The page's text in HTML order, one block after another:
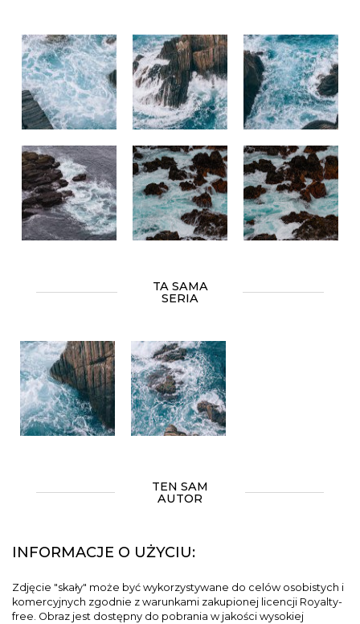
TA SAMA
SERIA
TEN SAM
AUTOR
INFORMACJE O UŻYCIU:
Zdjęcie "skały" może być wykorzystywane do celów osobistych i
komercyjnych zgodnie z warunkami zakupionej licencji Royalty-
free. Obraz jest dostępny do pobrania w jakości wysokiej